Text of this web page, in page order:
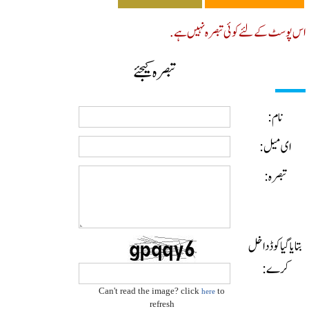
کے لئے کوئی تبصرہ نہیں ہے.
تبصرہ کیجئے
نام:
ای میل:
تبصرہ:
گیا کوڈ داخل
کرے:
Can't read the image? clickhere
refresh